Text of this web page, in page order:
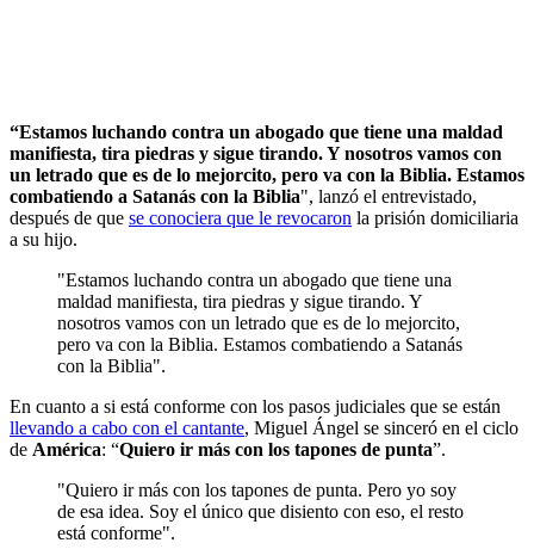
“Estamos luchando contra un abogado que tiene una maldad
manifiesta, tira piedras y sigue tirando. Y nosotros vamos con
un letrado que es de lo mejorcito, pero va con la Biblia. Estamos
combatiendo a Satanás con la Biblia", lanzó el entrevistado,
después de que se conociera que le revocaron la prisión domiciliaria
a su hijo.
"Estamos luchando contra un abogado que tiene una
maldad manifiesta, tira piedras y sigue tirando. Y
nosotros vamos con un letrado que es de lo mejorcito,
pero va con la Biblia. Estamos combatiendo a Satanás
con la Biblia".
En cuanto a si está conforme con los pasos judiciales que se están
llevando a cabo con el cantante, Miguel Ángel se sinceró en el ciclo
de América: “Quiero ir más con los tapones de punta”.
"Quiero ir más con los tapones de punta. Pero yo soy
de esa idea. Soy el único que disiento con eso, el resto
está conforme".